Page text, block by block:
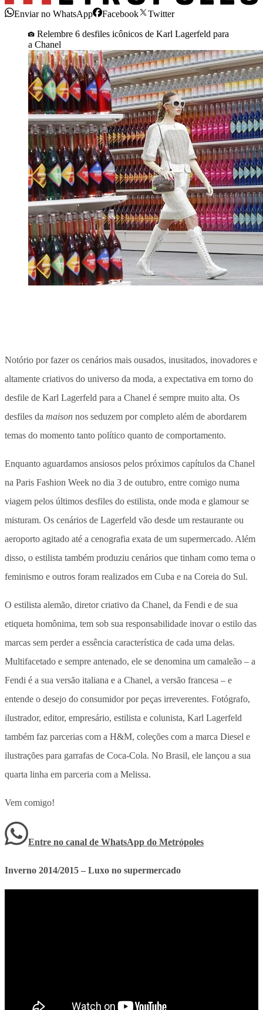
Enviar no WhatsApp Facebook
Twitter
Relembre 6 desfiles icônicos de Karl Lagerfeld para
a Chanel
Notório por fazer os cenários mais ousados, inusitados, inovadores e
altamente criativos do universo da moda, a expectativa em torno do
desfile de Karl Lagerfeld para a Chanel é sempre muito alta. Os
desfiles da maison nos seduzem por completo além de abordarem
temas do momento tanto político quanto de comportamento.
Enquanto aguardamos ansiosos pelos próximos capítulos da Chanel
na Paris Fashion Week no dia 3 de outubro, entre comigo numa
viagem pelos últimos desfiles do estilista, onde moda e glamour se
misturam. Os cenários de Lagerfeld vão desde um restaurante ou
aeroporto agitado até a cenografia exata de um supermercado. Além
disso, o estilista também produziu cenários que tinham como tema o
feminismo e outros foram realizados em Cuba e na Coreia do Sul.
O estilista alemão, diretor criativo da Chanel, da Fendi e de sua
etiqueta homônima, tem sob sua responsabilidade inovar o estilo das
marcas sem perder a essência característica de cada uma delas.
Multifacetado e sempre antenado, ele se denomina um camaleão – a
Fendi é a sua versão italiana e a Chanel, a versão francesa – e
entende o desejo do consumidor por peças irreverentes. Fotógrafo,
ilustrador, editor, empresário, estilista e colunista, Karl Lagerfeld
também faz parcerias com a H&M, coleções com a marca Diesel e
ilustrações para garrafas de Coca-Cola. No Brasil, ele lançou a sua
quarta linha em parceria com a Melissa.
Vem comigo!
Entre no canal de WhatsApp do Metrópoles
Inverno 2014/2015 – Luxo no supermercado